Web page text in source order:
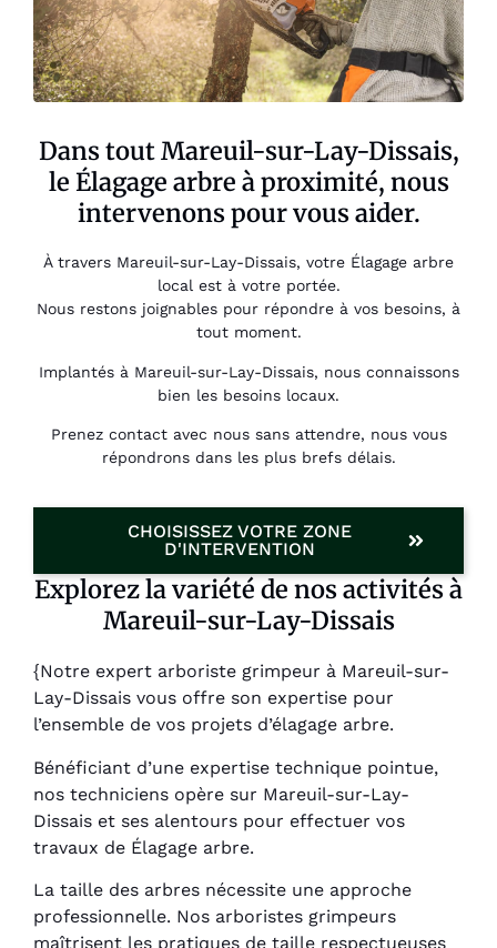
Dans tout Mareuil-sur-Lay-Dissais,
le Élagage arbre à proximité, nous
intervenons pour vous aider.
À travers Mareuil-sur-Lay-Dissais, votre Élagage arbre
local est à votre portée.
Nous restons joignables pour répondre à vos besoins, à
tout moment.
Implantés à Mareuil-sur-Lay-Dissais, nous connaissons
bien les besoins locaux.
Prenez contact avec nous sans attendre, nous vous
répondrons dans les plus brefs délais.
CHOISISSEZ VOTRE ZONE
D'INTERVENTION
Explorez la variété de nos activités à
Mareuil-sur-Lay-Dissais
{Notre expert arboriste grimpeur à Mareuil-sur-
Lay-Dissais vous offre son expertise pour
l’ensemble de vos projets d’élagage arbre.
Bénéficiant d’une expertise technique pointue,
nos techniciens opère sur Mareuil-sur-Lay-
Dissais et ses alentours pour effectuer vos
travaux de Élagage arbre.
La taille des arbres nécessite une approche
professionnelle. Nos arboristes grimpeurs
maîtrisent les pratiques de taille respectueuses